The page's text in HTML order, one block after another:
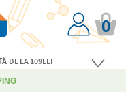
0
DE LA 109LEI